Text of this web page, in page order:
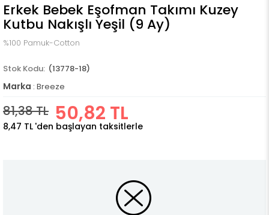
Erkek Bebek Eşofman Takımı Kuzey
Kutbu Nakışlı Yeşil (9 Ay)
%100 Pamuk-Cotton
(13778-18)
Marka : Breeze
81,38 TL 50,82 TL
8,47 TL 'den başlayan taksitlerle